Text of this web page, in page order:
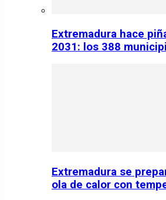
Extremadura hace
2031: los 388
Extremadura se
ola de calor con